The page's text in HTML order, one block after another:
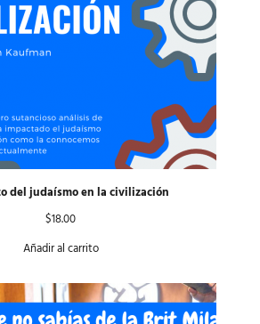
del judaísmo en la civilización
$18.00
Añadir al carrito